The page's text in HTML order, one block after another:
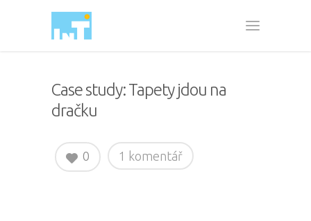
Case study: Tapety jdou na
dračku
1 komentář
0